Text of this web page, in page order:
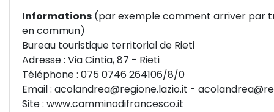
Informations (par exemple comment arriver par
en commun)
Bureau touristique territorial de Rieti
Adresse : Via Cintia, 87 - Rieti
Téléphone : 075 0746 264106/8/0
Email : acolandrea@regione.lazio.it -
Site : www.camminodifrancesco.it